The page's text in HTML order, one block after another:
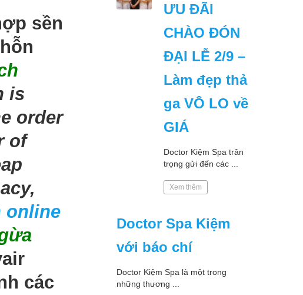
sền
is
order
of
online
các
ƯU ĐÃI
CHÀO ĐÓN
ĐẠI LỄ 2/9 –
Làm đẹp thả
ga VÔ LO về
GIÁ
Doctor Kiệm Spa trân
trọng gửi đến các ...
Xem thêm
Doctor Spa Kiệm
với báo chí
Doctor Kiệm Spa là một trong
những thương ...